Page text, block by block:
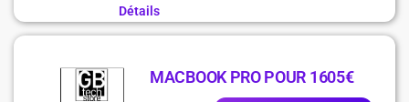
Détails
MACBOOK PRO POUR 1605€